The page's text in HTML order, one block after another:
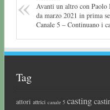
Avanti un altro con Paolo
da marzo 2021 in prima
Canale 5 – Continuano i
Tag
attori attrici canale 5 casting